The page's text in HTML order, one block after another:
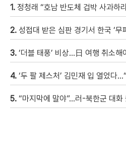
1. 정청래 “호남 반도체 겁박 사과하
2. 성접대 받은 심판 경기서 한국 ‘무
3. ‘더블 태풍’ 비상…日 여행 취소해
4. ‘두 팔 제스처’ 김민재 입 열었다
5. “마지막에 말야”…러-북한군 대화